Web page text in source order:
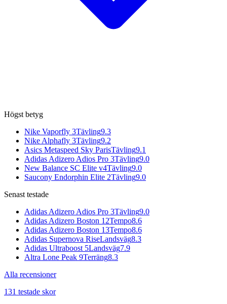
Högst betyg
Nike Vaporfly 3Tävling9.3
Nike Alphafly 3Tävling9.2
Asics Metaspeed Sky ParisTävling9.1
Adidas Adizero Adios Pro 3Tävling9.0
New Balance SC Elite v4Tävling9.0
Saucony Endorphin Elite 2Tävling9.0
Senast testade
Adidas Adizero Adios Pro 3Tävling9.0
Adidas Adizero Boston 12Tempo8.6
Adidas Adizero Boston 13Tempo8.6
Adidas Supernova RiseLandsväg8.3
Adidas Ultraboost 5Landsväg7.9
Altra Lone Peak 9Terräng8.3
Alla recensioner
131 testade skor